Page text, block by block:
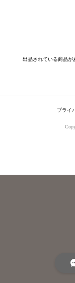
出品されている商品が
プライ